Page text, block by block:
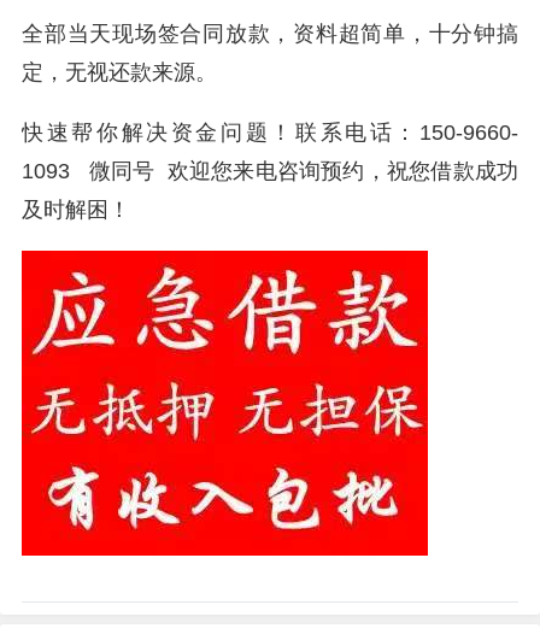
全部当天现场签合同放款，资料超简单，十分钟搞
定，无视还款来源。
快速帮你解决资金问题！联系电话：150-9660-
1093 微同号 欢迎您来电咨询预约，祝您借款成功
及时解困！